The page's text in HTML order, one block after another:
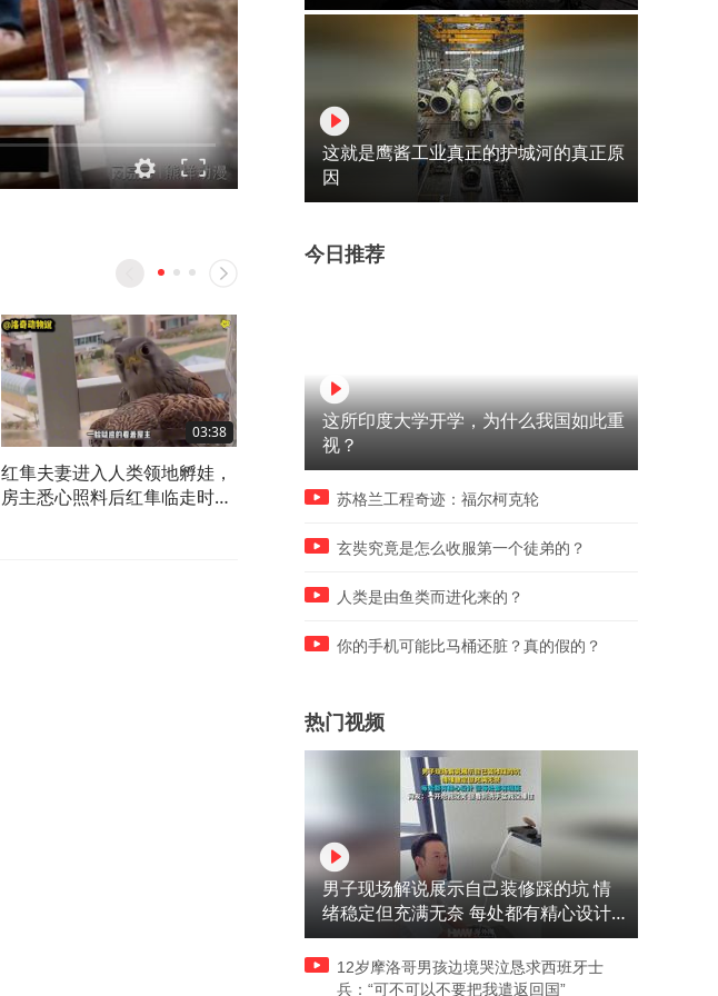
03:38
红隼夫妻进入人类领地孵娃，
房主悉心照料后红隼临走时还
02:56
看看这是不是你的真实感受？
我觉得啊，最让人不放心的反
两个研究生把日子过成这样
中年危机被这个视频具象化
这就是鹰酱工业真正的护城河的真正原
因
今日推荐
这所印度大学开学，为什么我国如此重
视？
苏格兰工程奇迹：福尔柯克轮
玄奘究竟是怎么收服第一个徒弟的？
人类是由鱼类而进化来的？
你的手机可能比马桶还脏？真的假的？
热门视频
男子现场解说展示自己装修踩的坑 情
绪稳定但充满无奈 每处都有精心设计
但每处都有瑕疵 网友：一开始我没笑
但看到洗手盆我没绷住
12岁摩洛哥男孩边境哭泣恳求西班牙士
兵：“可不可以不要把我遣返回国”